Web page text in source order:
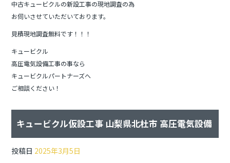
中古キュービクルの新設工事の現地調査の為
お伺いさせていただいております。
見積現地調査無料です！！！
キュービクル
高圧電気設備工事の事なら
キュービクルパートナーズへ
ご相談ください！
キュービクル仮設工事 山梨県北杜市 高圧電気設備
投稿日 2025年3月5日